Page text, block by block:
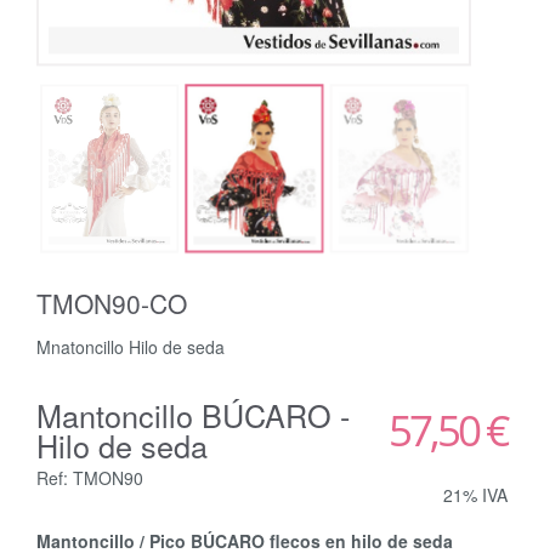
TMON90-CO
Mnatoncillo Hilo de seda
Mantoncillo BÚCARO -
Hilo de seda
Ref: TMON90
57,50 €
21% IVA
Mantoncillo / Pico BÚCARO flecos en hilo de seda